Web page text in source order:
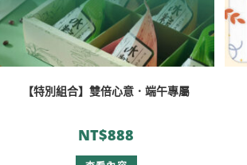
【特別組合】雙倍心意．端午專屬
NT$888